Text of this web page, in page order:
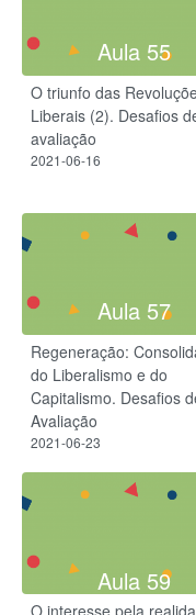
Aula 55
O triunfo das
Liberais (2). Desafios
avaliação
2021-06-16
Aula 57
Regeneração:
do Liberalismo e do
Capitalismo. Desafios
Avaliação
2021-06-23
Aula 59
O interesse pela